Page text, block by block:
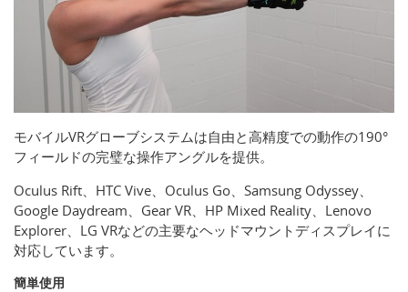
モバイルVRグローブシステムは自由と高精度での動作の190°
フィールドの完璧な操作アングルを提供。
Oculus Rift、HTC Vive、Oculus Go、Samsung Odyssey、
Google Daydream、Gear VR、HP Mixed Reality、Lenovo
Explorer、LG VRなどの主要なヘッドマウントディスプレイに
対応しています。
簡単使用